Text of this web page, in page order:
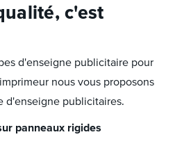
c'est
d'enseigne publicitaire pour
nous vous proposons
d'enseigne publicitaires.
panneaux rigides